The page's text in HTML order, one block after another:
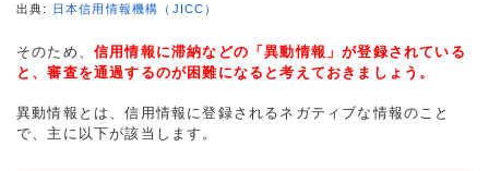
出典: 日本信用情報機構（JICC）
そのため、 信用情報に滞納などの「異動情報」が登録されている
と、審査を通過するのが困難になると考えておきましょう。
異動情報とは、信用情報に登録されるネガティブな情報のこと
で、主に以下が該当します。